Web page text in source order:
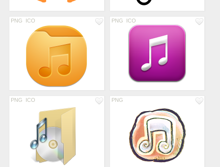
PNG ICO PNG ICO
PNG ICO PNG